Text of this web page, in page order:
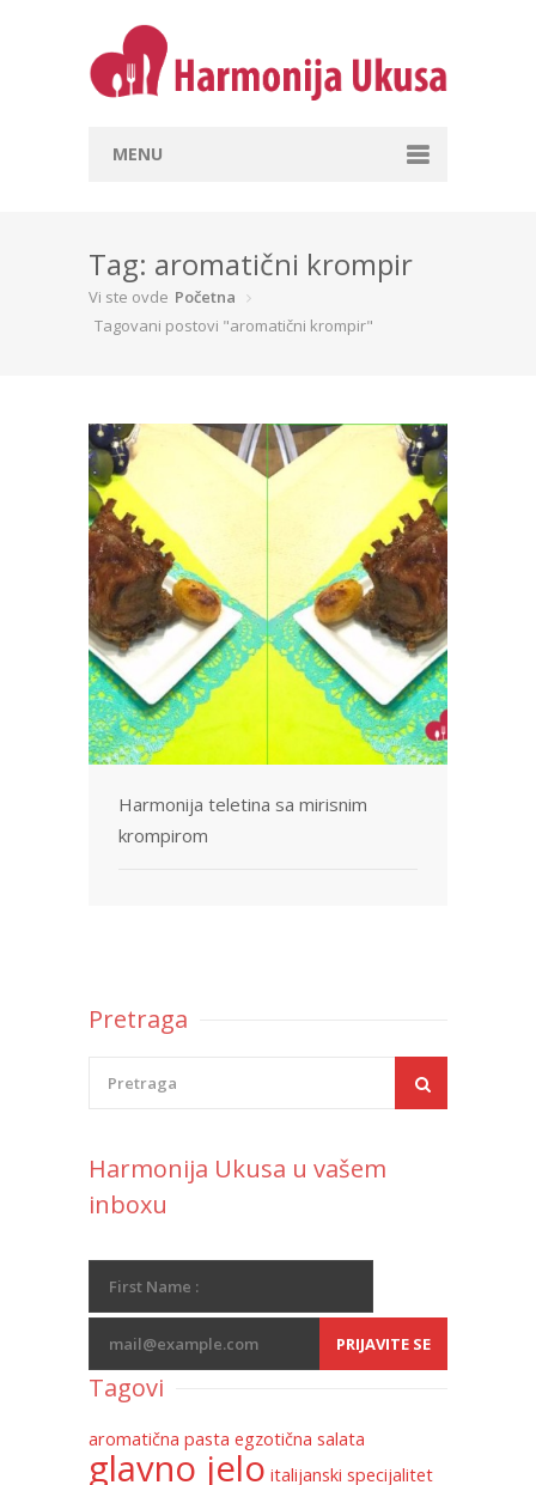
MENU
Hrana i stil života
Recepti
Prema vrsti namirnica
Prema dužini pripreme
Svetske kuhinje
Vaši Recepti
Korisni saveti
Video
Ko je Sandra?
Pošaljite nam svoj recept
Tag: aromatični krompir
Vi ste ovde Početna
Tagovani postovi "aromatični krompir"
Harmonija teletina sa mirisnim
krompirom
Pretraga
Harmonija Ukusa u vašem
inboxu
Tagovi
aromatična pasta egzotična salata
glavno jelo italijanski specijalitet